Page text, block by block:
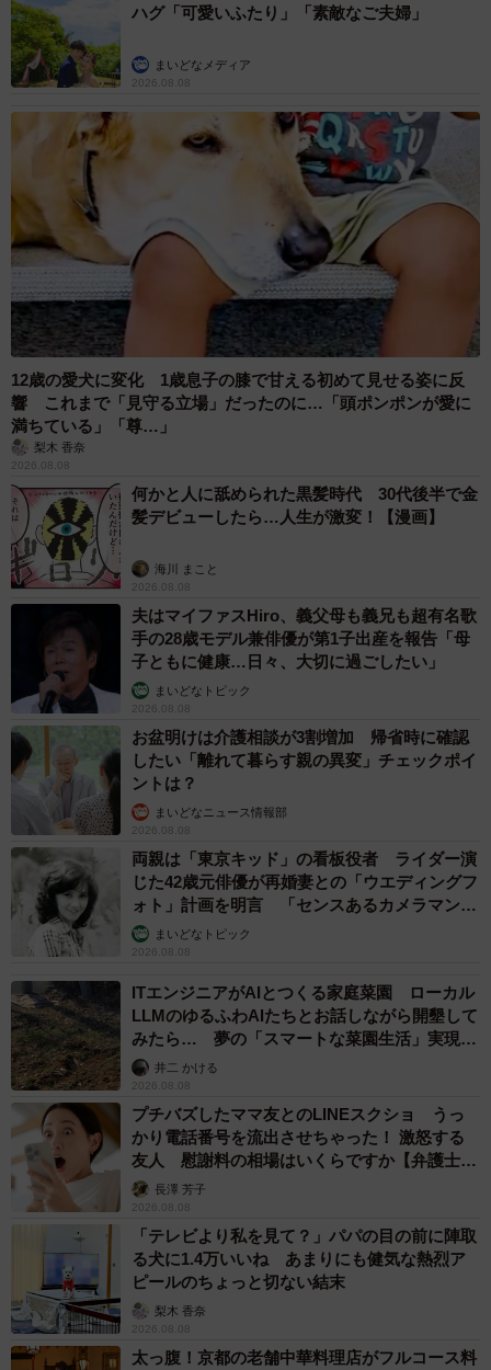
ハグ「可愛いふたり」「素敵なご夫婦」
まいどなメディア
2026.08.08
12歳の愛犬に変化 1歳息子の膝で甘える初めて見せる姿に反
響 これまで「見守る立場」だったのに…「頭ポンポンが愛に
満ちている」「尊…」
梨木 香奈
2026.08.08
何かと人に舐められた黒髪時代 30代後半で金
髪デビューしたら…人生が激変！【漫画】
海川 まこと
2026.08.08
夫はマイファスHiro、義父母も義兄も超有名歌
手の28歳モデル兼俳優が第1子出産を報告「母
子ともに健康…日々、大切に過ごしたい」
まいどなトピック
2026.08.08
お盆明けは介護相談が3割増加 帰省時に確認
したい「離れて暮らす親の異変」チェックポイ
ントは？
まいどなニュース情報部
2026.08.08
両親は「東京キッド」の看板役者 ライダー演
じた42歳元俳優が再婚妻との「ウエディングフ
ォト」計画を明言 「センスあるカメラマン求
む」まいどなトピック
2026.08.08
ITエンジニアがAIとつくる家庭菜園 ローカル
LLMのゆるふわAIたちとお話しながら開墾して
みたら… 夢の「スマートな菜園生活」実現な
るか井二 かける
2026.08.08
プチバズしたママ友とのLINEスクショ うっ
かり電話番号を流出させちゃった！ 激怒する
友人 慰謝料の相場はいくらですか【弁護士が
解説】長澤 芳子
2026.08.08
「テレビより私を見て？」パパの目の前に陣取
る犬に1.4万いいね あまりにも健気な熱烈ア
ピールのちょっと切ない結末
梨木 香奈
2026.08.08
太っ腹！京都の老舗中華料理店がフルコース料